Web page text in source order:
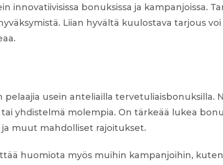
innovatiivisissa bonuksissa ja kampanjoissa.
Liian hyvältä kuulostava tarjous
usein anteliailla tervetuliaisbonuksilla.
yhdistelmä molempia. On tärkeää lukea
muut mahdolliset rajoitukset.
huomiota myös muihin kampanjoihin,